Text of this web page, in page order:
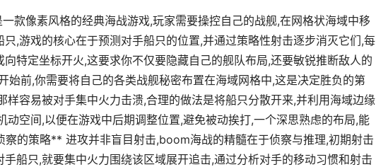
款像素风格的经典海战游戏,玩家需要操控自己的战舰,在网格状海域中移
,游戏的核心在于预测对手船只的位置,并通过策略性射击逐步消灭它们,每
特定坐标开火,这要求你不仅要隐藏自己的舰队布局,还要敏锐推断敌人的
前,你需要将自己的各类战舰秘密布置在海域网格中,这是决定胜负的第
样容易被对手集中火力击溃,合理的做法是将船只分散开来,并利用海域边缘
动空间,以便在游戏中后期调整位置,避免被动挨打,一个深思熟虑的布局,能
的策略** 进攻并非盲目射击,boom海战的精髓在于侦察与推理,初期射击
船只,就要集中火力围绕该区域展开追击,通过分析对手的移动习惯和射击